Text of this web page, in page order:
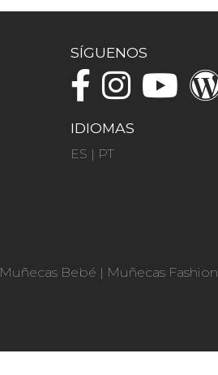
SÍGUENOS
IDIOMAS
ES | PT
Muñecas Bebé | Muñecas Fashion